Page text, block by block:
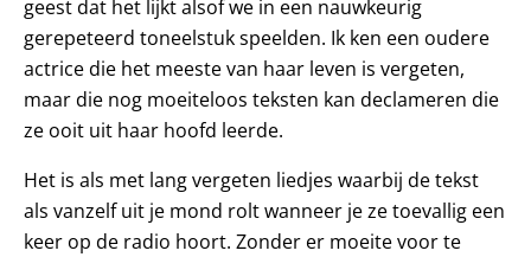
geest dat het lijkt alsof we in een nauwkeurig
gerepeteerd toneelstuk speelden. Ik ken een oudere
actrice die het meeste van haar leven is vergeten,
maar die nog moeiteloos teksten kan declameren die
ze ooit uit haar hoofd leerde.
Het is als met lang vergeten liedjes waarbij de tekst
als vanzelf uit je mond rolt wanneer je ze toevallig een
keer op de radio hoort. Zonder er moeite voor te